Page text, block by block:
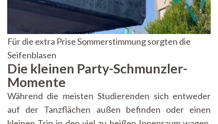
Für die extra Prise Sommerstimmung sorgten die
Seifenblasen
Die kleinen Party-Schmunzler-
Momente
Während die meisten Studierenden sich entweder
auf der Tanzflächen außen befinden oder einen